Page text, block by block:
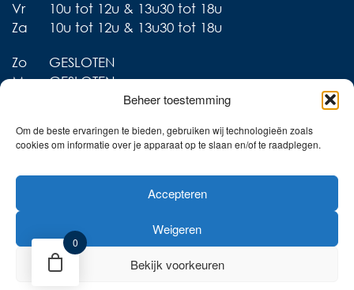
Beheer toestemming
Om de beste ervaringen te bieden, gebruiken wij technologieën zoals
cookies om informatie over je apparaat op te slaan en/of te raadplegen.
Accepteren
Weigeren
Bekijk voorkeuren
Vr
10u tot 12u & 13u30 tot 18u
Za
10u tot 12u & 13u30 tot 18u
Zo
GESLOTEN
Ma
GESLOTEN
Liever thuis shoppen?
Ontdek onze collecties in
de webshop!
Naar de online shop!
0